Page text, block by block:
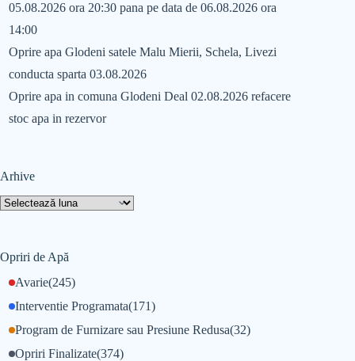
05.08.2026 ora 20:30 pana pe data de 06.08.2026 ora
14:00
Oprire apa Glodeni satele Malu Mierii, Schela, Livezi
conducta sparta 03.08.2026
Oprire apa in comuna Glodeni Deal 02.08.2026 refacere
stoc apa in rezervor
Arhive
Opriri de Apă
Avarie(245)
Interventie Programata(171)
Opriri Finalizate(374)
Program de Furnizare sau Presiune Redusa(32)